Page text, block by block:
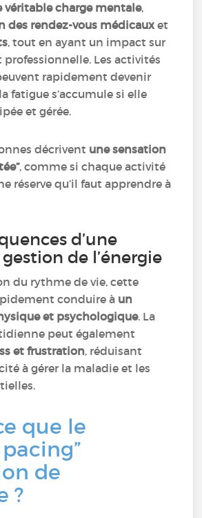
véritable charge mentale,
des rendez-vous médicauxet
, tout en ayant un impact sur
professionnelle. Les activités
rapidement devenir
fatigue s’accumule si elle
et gérée.
décrivent une sensation
, comme si chaque activité
réserve qu’il faut apprendre à
d’une
de l’énergie
du rythme de vie, cette
conduire à un
et psychologique. La
peut également
et frustration, réduisant
à gérer la maladie et les
que le
de
?